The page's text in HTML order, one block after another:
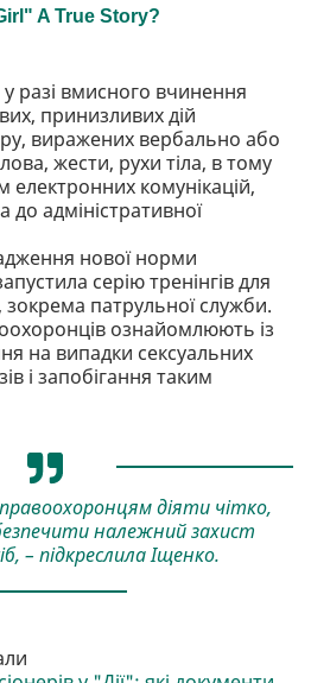
у разі вмисного вчинення
принизливих дій
виражених вербально або
жести, рухи тіла, в тому
електронних комунікацій,
до адміністративної
нової норми
серію тренінгів для
зокрема патрульної служби.
ознайомлюють із
на випадки сексуальних
і запобігання таким
діяти чітко,
належний захист
– підкреслила Іщенко.